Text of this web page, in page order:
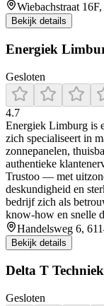
Wiebachstraat
Bekijk details
Energiek
Gesloten
4.7
Energiek Limburg is
zich specialiseert in
zonnepanelen,
authentieke
Trustoo — met
deskundigheid en
bedrijf zich als
know-how en snelle
Handelsweg 6,
Bekijk details
Delta T Techniek
Gesloten